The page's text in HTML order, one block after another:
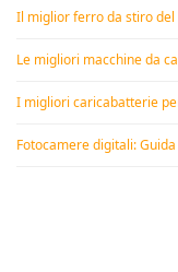
Il miglior ferro da stiro del
Le migliori macchine da
I migliori caricabatterie
Fotocamere digitali: Guida